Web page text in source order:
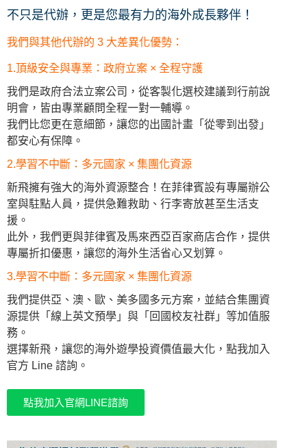
不只是代辦，更是您最有力的海外成長夥伴！
我們與其他代辦的 3 大差異化優勢：
1.頂級安全與專業：政府立案 × 全程守護
我們是政府合法立案公司，從客製化選校建議到行前說
明會，皆由專業顧問全程一對一輔導。
我們比您更在意細節，讓您的出國計畫「從零到出發」
都安心有保障。
2.學習不中斷：多元國家 × 集團化資源
新飛擁有強大的海外資源整合！在菲律賓設有專屬辦公
室與駐點人員，提供急難救助、行李寄放甚至生活支
援。
此外，我們更與菲律賓及馬來西亞百家商店合作，提供
專屬折扣優惠，讓您的海外生活省心又划算。
3.學習不中斷：多元國家 × 集團化資源
我們提供亞、澳、歐、美多國多元方案，並結合集團資
源提供「線上英文預學」與「回國校友社群」等加值服
務。
選擇新飛，讓您的海外遊學投資價值最大化，點我加入
官方 Line 諮詢。
點我加入官網LINE諮詢